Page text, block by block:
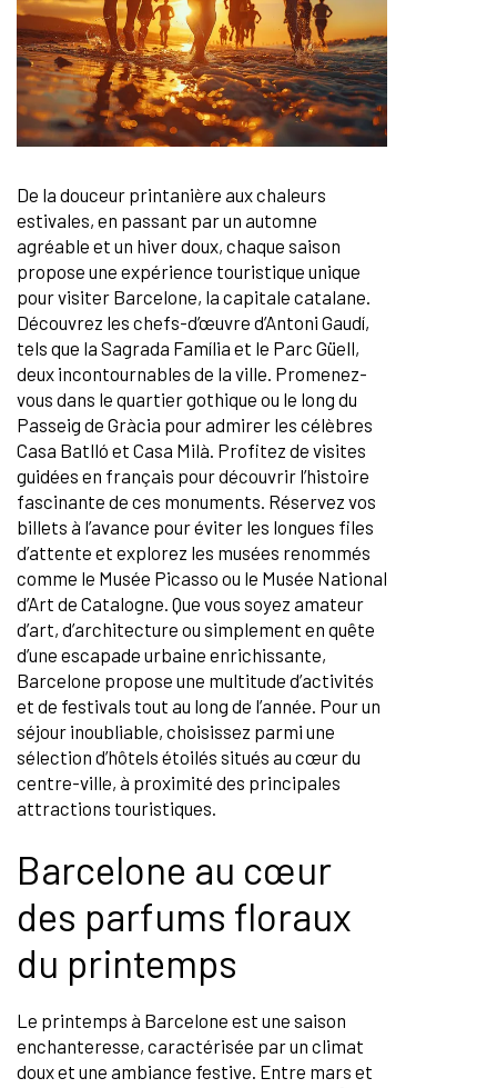
De la douceur printanière aux chaleurs
estivales, en passant par un automne
agréable et un hiver doux, chaque saison
propose une expérience touristique unique
pour visiter Barcelone, la capitale catalane.
Découvrez les chefs-d’œuvre d’Antoni Gaudí,
tels que la Sagrada Família et le Parc Güell,
deux incontournables de la ville. Promenez-
vous dans le quartier gothique ou le long du
Passeig de Gràcia pour admirer les célèbres
Casa Batlló et Casa Milà. Profitez de visites
guidées en français pour découvrir l’histoire
fascinante de ces monuments. Réservez vos
billets à l’avance pour éviter les longues files
d’attente et explorez les musées renommés
comme le Musée Picasso ou le Musée National
d’Art de Catalogne. Que vous soyez amateur
d’art, d’architecture ou simplement en quête
d’une escapade urbaine enrichissante,
Barcelone propose une multitude d’activités
et de festivals tout au long de l’année. Pour un
séjour inoubliable, choisissez parmi une
sélection d’hôtels étoilés situés au cœur du
centre-ville, à proximité des principales
attractions touristiques.
Barcelone au cœur
des parfums floraux
du printemps
Le printemps à Barcelone est une saison
enchanteresse, caractérisée par un climat
doux et une ambiance festive. Entre mars et